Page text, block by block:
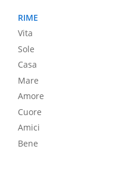
RIME
Vita
Sole
Casa
Mare
Amore
Cuore
Amici
Bene